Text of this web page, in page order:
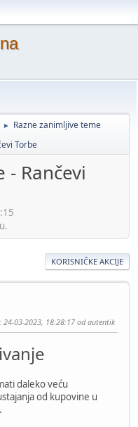
► Razne zanimljive teme
Torbe
Rančevi
KORISNIČKE AKCIJE
: 24-03-2023, 18:28:17 od autentik
daleko veću
od kupovine u